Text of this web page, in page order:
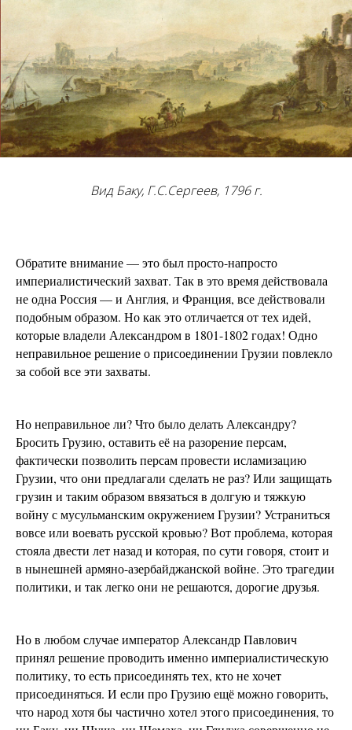
Вид Баку, Г.С.Сергеев, 1796 г.
Обратите внимание — это был просто-напросто
империалистический захват. Так в это время действовала
не одна Россия — и Англия, и Франция, все действовали
подобным образом. Но как это отличается от тех идей,
которые владели Александром в 1801-1802 годах! Одно
неправильное решение о присоединении Грузии повлекло
за собой все эти захваты.
Но неправильное ли? Что было делать Александру?
Бросить Грузию, оставить её на разорение персам,
фактически позволить персам провести исламизацию
Грузии, что они предлагали сделать не раз? Или защищать
грузин и таким образом ввязаться в долгую и тяжкую
войну с мусульманским окружением Грузии? Устраниться
вовсе или воевать русской кровью? Вот проблема, которая
стояла двести лет назад и которая, по сути говоря, стоит и
в нынешней армяно-азербайджанской войне. Это трагедии
политики, и так легко они не решаются, дорогие друзья.
Но в любом случае император Александр Павлович
принял решение проводить именно империалистическую
политику, то есть присоединять тех, кто не хочет
присоединяться. И если про Грузию ещё можно говорить,
что народ хотя бы частично хотел этого присоединения, то